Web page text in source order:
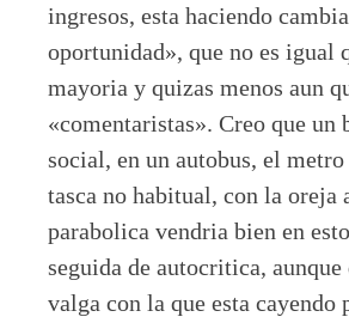
ingresos, esta haciendo
oportunidad», que no es igual
mayoria y quizas menos aun
«comentaristas». Creo que un
social, en un autobus, el metro
tasca no habitual, con la oreja
parabolica vendria bien en
seguida de autocritica, aunque
valga con la que esta cayendo